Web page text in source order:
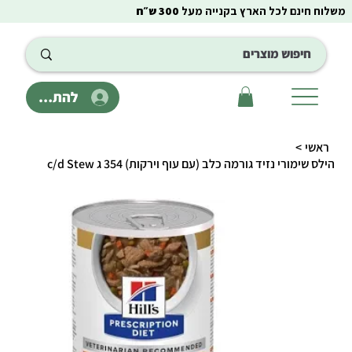
להתחבר
משלוח חינם לכל הארץ בקנייה מעל 300 ש״ח
ראשי >
הילס שימורי נזיד גורמה כלב (עם עוף וירקות) 354 ג c/d Stew